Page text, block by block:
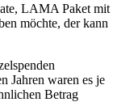
LAMA Paket mit
möchte, der kann
Jahren waren es je
Betrag